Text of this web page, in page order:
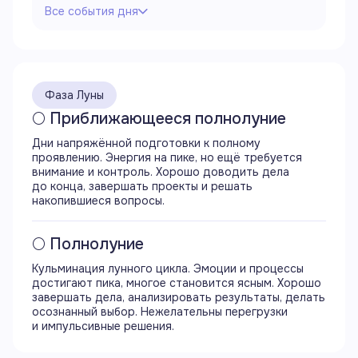
Все события дня
Продолжается 14 лунный день
Продолжается фаза приближающегося
полнолуния
Луна в знаке Рака
Продолжается аспект трин (120°) Луны
с Сатурном
Продолжается аспект секстиль (60°) Луны
с Ураном
Продолжается аспект трин (120°) Луны
с Плутоном
00:52
Начинается период Луны без курса
00:55
Фаза Луны
🌕 Приближающееся полнолуние
Дни напряжённой подготовки к полному
проявлению. Энергия на пике, но ещё требуется
внимание и контроль. Хорошо доводить дела
до конца, завершать проекты и решать
накопившиеся вопросы.
🌕 Полнолуние
Кульминация лунного цикла. Эмоции и процессы
достигают пика, многое становится ясным. Хорошо
завершать дела, анализировать результаты, делать
осознанный выбор. Нежелательны перегрузки
и импульсивные решения.